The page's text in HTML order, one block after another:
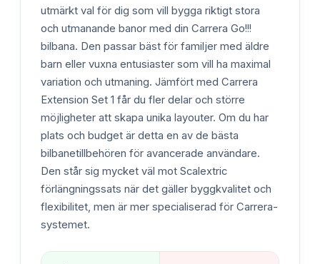
utmärkt val för dig som vill bygga riktigt stora
och utmanande banor med din Carrera Go!!!
bilbana. Den passar bäst för familjer med äldre
barn eller vuxna entusiaster som vill ha maximal
variation och utmaning. Jämfört med Carrera
Extension Set 1 får du fler delar och större
möjligheter att skapa unika layouter. Om du har
plats och budget är detta en av de bästa
bilbanetillbehören för avancerade användare.
Den står sig mycket väl mot Scalextric
förlängningssats när det gäller byggkvalitet och
flexibilitet, men är mer specialiserad för Carrera-
systemet.